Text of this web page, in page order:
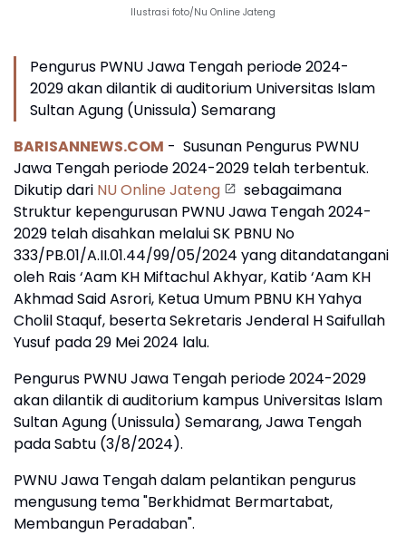
Ilustrasi foto/Nu Online Jateng
Pengurus PWNU Jawa Tengah periode 2024-
2029 akan dilantik di auditorium Universitas Islam
Sultan Agung (Unissula) Semarang
BARISANNEWS.COM - Susunan Pengurus PWNU
Jawa Tengah periode 2024-2029 telah terbentuk.
Dikutip dari NU Online Jateng
sebagaimana
Struktur kepengurusan PWNU Jawa Tengah 2024-
2029 telah disahkan melalui SK PBNU No
333/PB.01/A.II.01.44/99/05/2024 yang ditandatangani
oleh Rais ‘Aam KH Miftachul Akhyar, Katib ‘Aam KH
Akhmad Said Asrori, Ketua Umum PBNU KH Yahya
Cholil Staquf, beserta Sekretaris Jenderal H Saifullah
Yusuf pada 29 Mei 2024 lalu.
Pengurus PWNU Jawa Tengah periode 2024-2029
akan dilantik di auditorium kampus Universitas Islam
Sultan Agung (Unissula) Semarang, Jawa Tengah
pada Sabtu (3/8/2024).
PWNU Jawa Tengah dalam pelantikan pengurus
mengusung tema "Berkhidmat Bermartabat,
Membangun Peradaban".